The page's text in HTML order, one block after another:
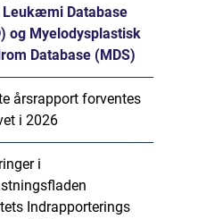
Database
og Myelodysplastisk
Database (MDS)
årsrapport forventes
i 2026
i
Indrapporterings